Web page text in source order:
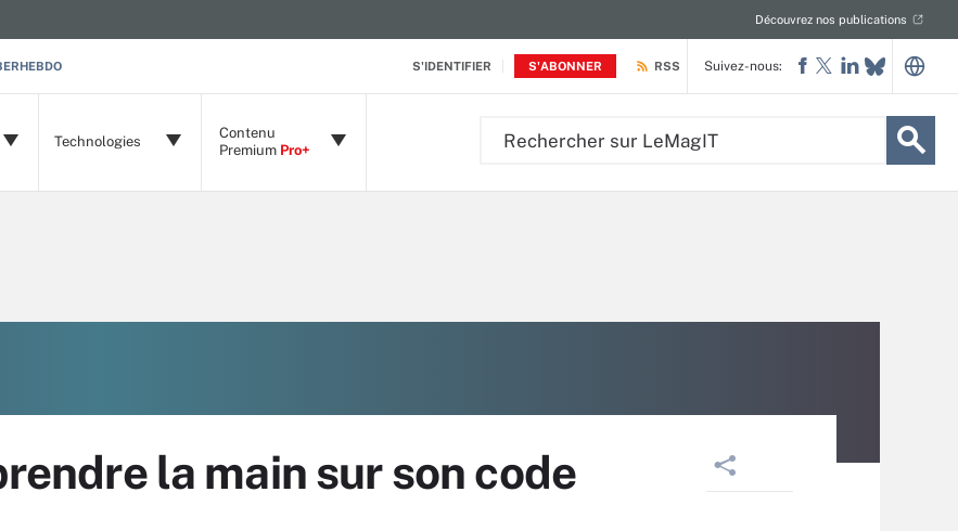
S'IDENTIFIER S'ABONNER
Découvrez nos publications
RSS
Technologies
Contenu
Premium Pro+
Suivez-nous:
la main sur son code